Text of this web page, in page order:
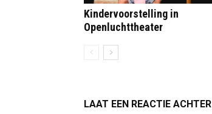
Kindervoorstelling in
Openluchttheater
LAAT EEN REACTIE ACHTER